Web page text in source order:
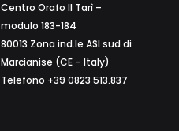
Centro Orafo Il Tarì –
modulo 183-184
80013 Zona ind.le ASI sud di
Marcianise (CE – Italy)
Telefono +39 0823 513.837